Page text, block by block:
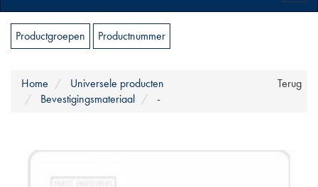
Productgroepen Productnummer
Terug
Home
Universele producten
Bevestigingsmateriaal
-